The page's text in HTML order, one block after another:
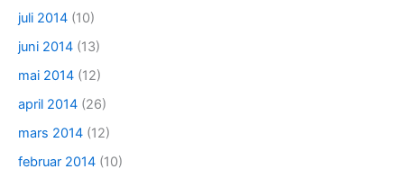
juli 2014 (10)
juni 2014 (13)
mai 2014 (12)
april 2014 (26)
mars 2014 (12)
februar 2014 (10)